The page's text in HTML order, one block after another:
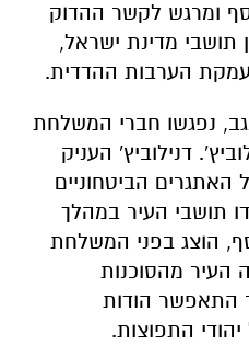
נפגשו חברי המשלחת
דנילוביץ' העניק
האתגרים הביטחוניים
הוצג בפני המשלחת
העיר מהסוכנות
התאפשר הודות
התפוצות.
היהודית, שנערך
יו"ר הסוכנות היהודית,
והמנכ"ל יהודה סטון.